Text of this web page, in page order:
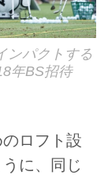
ンパクトする
年BS招待
ロフト設
に、同じ